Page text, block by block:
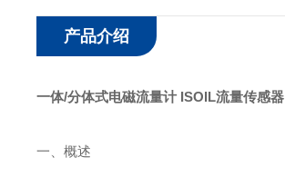
产品介绍
一体/分体式电磁流量计 ISOIL流量传感器
一、概述